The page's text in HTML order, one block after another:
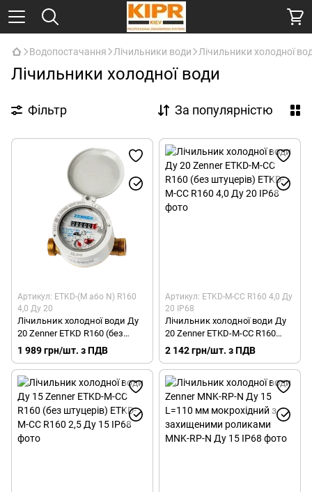
Водопостачання Лічильники води Лічильники холодної
Лічильники холодної води
Фільтр За популярністю
Артикул: ETKD-(M або N) R160
4,0 Ду 20
Лічильник холодної води Ду
20 Zenner ETKD R160 (без
штуцерів)
1 989 грн/шт. з ПДВ
Артикул: ETKD-M-CC R160 4,0 Ду
20 IP68
Лічильник холодної води Ду
20 Zenner ETKD-M-CC R160
(без штуцерів)
2 142 грн/шт. з ПДВ